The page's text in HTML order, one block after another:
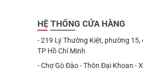
HỆ THỐNG CỬA HÀNG
- 219 Lý Thường Kiệt, phường 15,
TP Hồ Chí Minh
- Chợ Gò Đào - Thôn Đại Khoan -